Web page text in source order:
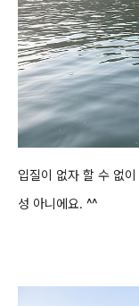
입질이 없자 할 수 없이
성 아니에요. ^^